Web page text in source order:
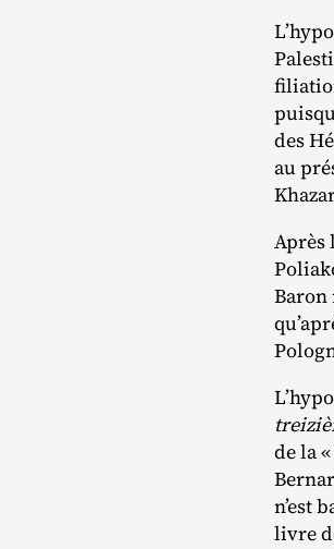
des
au
Après
Baron
de la
n’est
livre